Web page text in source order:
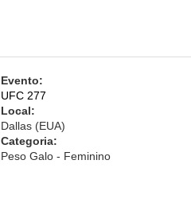
Evento:
UFC 277
Local:
Dallas (EUA)
Categoria:
Peso Galo - Feminino